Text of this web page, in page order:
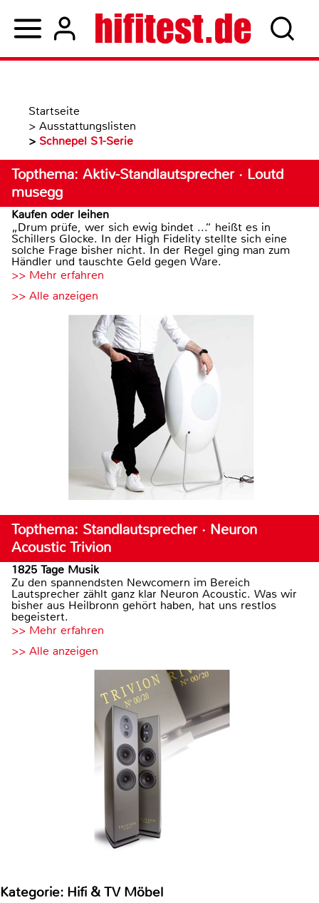
Startseite
> Ausstattungslisten
> Schnepel S1-Serie
Topthema: Aktiv-Standlautsprecher · Loutd
musegg
Kaufen oder leihen
„Drum prüfe, wer sich ewig bindet ...“ heißt es in
Schillers Glocke. In der High Fidelity stellte sich eine
solche Frage bisher nicht. In der Regel ging man zum
Händler und tauschte Geld gegen Ware.
>> Mehr erfahren
>> Alle anzeigen
Topthema: Standlautsprecher · Neuron
Acoustic Trivion
1825 Tage Musik
Zu den spannendsten Newcomern im Bereich
Lautsprecher zählt ganz klar Neuron Acoustic. Was wir
bisher aus Heilbronn gehört haben, hat uns restlos
begeistert.
>> Mehr erfahren
>> Alle anzeigen
Kategorie: Hifi & TV Möbel